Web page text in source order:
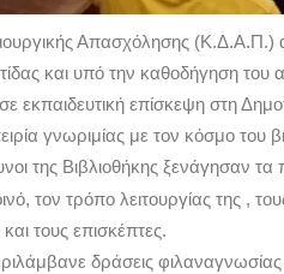
Απασχόλησης (Κ.Δ.Α.Π.)
και υπό την καθοδήγηση
εκπαιδευτική επίσκεψη στη
γνωριμίας με τον κόσμο του
της Βιβλιοθήκης ξενάγησαν
τον τρόπο λειτουργίας της ,
τους επισκέπτες.
δράσεις